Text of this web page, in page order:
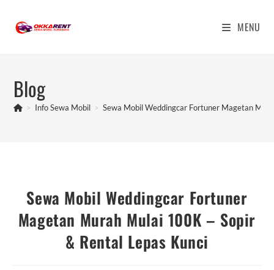
content
MENU
Blog
> Info Sewa Mobil > Sewa Mobil Weddingcar Fortuner Magetan
Sewa Mobil Weddingcar Fortuner
Magetan Murah Mulai 100K – Sopir
& Rental Lepas Kunci